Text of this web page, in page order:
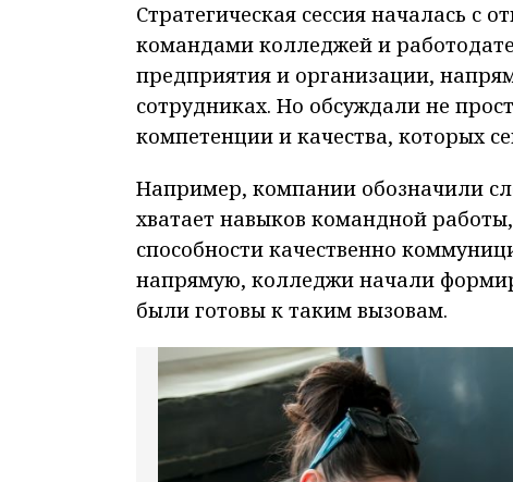
Стратегическая сессия началась с
командами колледжей и
предприятия и организации,
сотрудниках. Но обсуждали не
компетенции и качества, которых
Например, компании обозначили
хватает навыков командной
способности качественно
напрямую, колледжи начали
были готовы к таким вызовам.